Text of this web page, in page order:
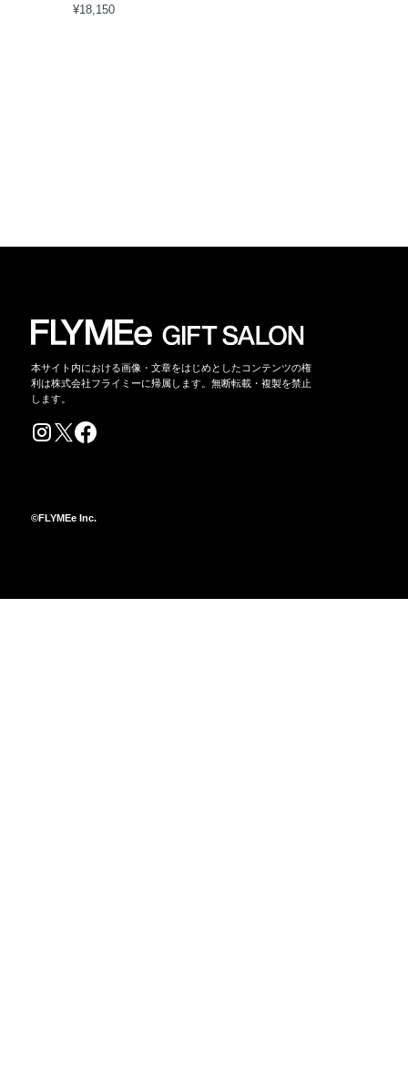
¥18,150
本サイト内における画像・文章をはじめとしたコンテンツの権
利は株式会社フライミーに帰属します。無断転載・複製を禁止
します。
©FLYMEe Inc.